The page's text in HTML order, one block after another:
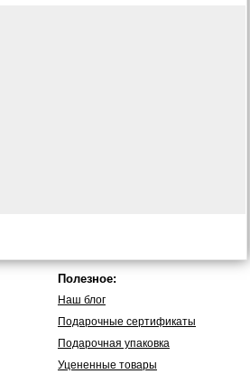
Полезное:
Наш блог
Подарочные сертификаты
Подарочная упаковка
Уцененные товары